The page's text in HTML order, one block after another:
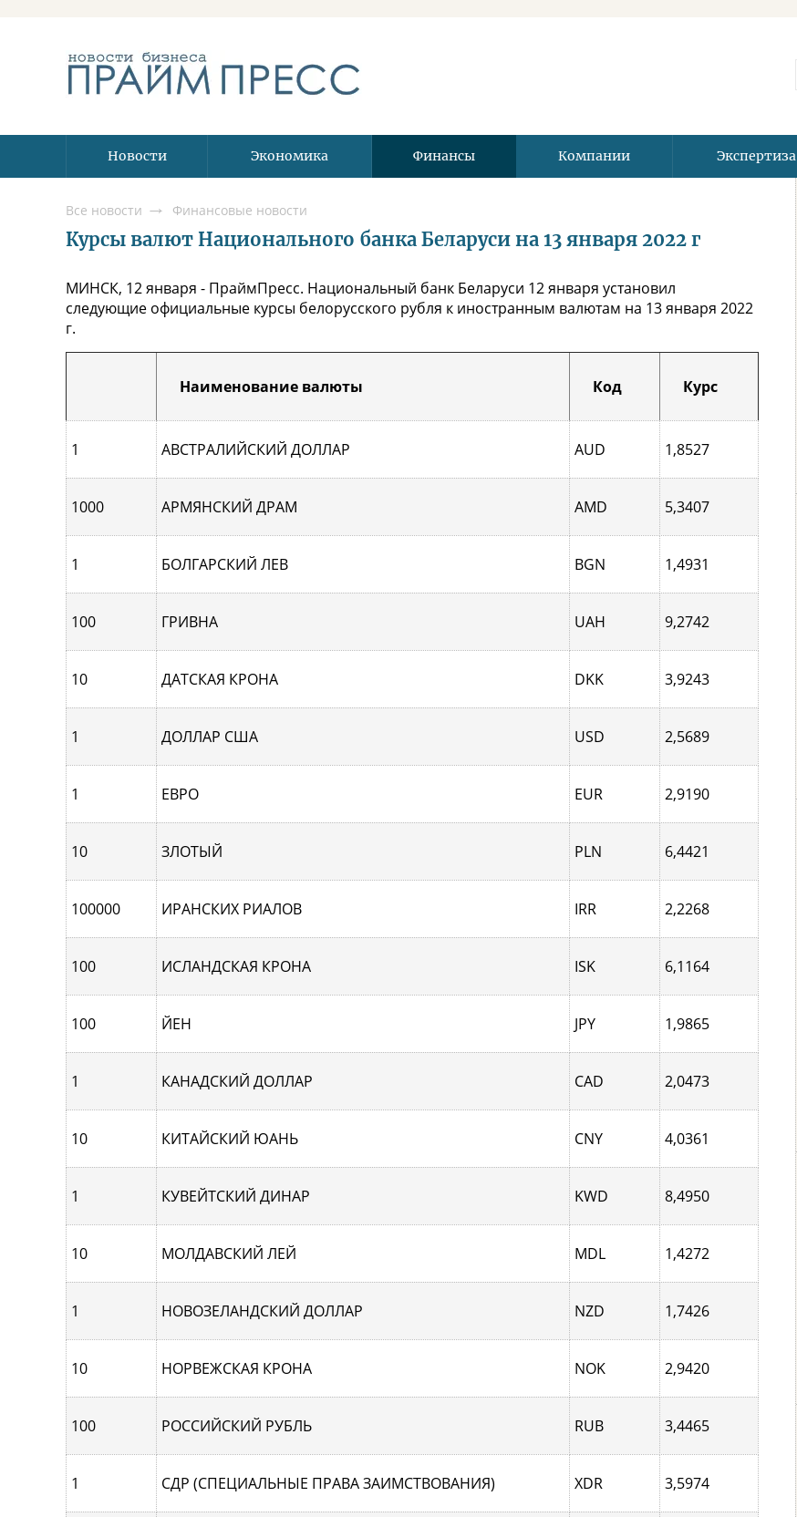
Новости Экономика Финансы Компании Экспертиза
Все новости Финансовые новости
Курсы валют Национального банка Беларуси на 13 января 2022 г
МИНСК, 12 января - ПраймПресс. Национальный банк Беларуси 12 января установил
следующие официальные курсы белорусского рубля к иностранным валютам на 13 января 2022
г.
Наименование валюты Код Курс
1 АВСТРАЛИЙСКИЙ ДОЛЛАР AUD 1,8527
1000 АРМЯНСКИЙ ДРАМ AMD 5,3407
1 БОЛГАРСКИЙ ЛЕВ BGN 1,4931
100 ГРИВНА UAH 9,2742
10 ДАТСКАЯ КРОНА DKK 3,9243
1 ДОЛЛАР США USD 2,5689
1 ЕВРО EUR 2,9190
10 ЗЛОТЫЙ PLN 6,4421
100000 ИРАНСКИХ РИАЛОВ IRR 2,2268
100 ИСЛАНДСКАЯ КРОНА ISK 6,1164
100 ЙЕН JPY 1,9865
1 КАНАДСКИЙ ДОЛЛАР CAD 2,0473
10 КИТАЙСКИЙ ЮАНЬ CNY 4,0361
1 КУВЕЙТСКИЙ ДИНАР KWD 8,4950
10 МОЛДАВСКИЙ ЛЕЙ MDL 1,4272
1 НОВОЗЕЛАНДСКИЙ ДОЛЛАР NZD 1,7426
10 НОРВЕЖСКАЯ КРОНА NOK 2,9420
100 РОССИЙСКИЙ РУБЛЬ RUB 3,4465
1 СДР (СПЕЦИАЛЬНЫЕ ПРАВА ЗАИМСТВОВАНИЯ) XDR 3,5974